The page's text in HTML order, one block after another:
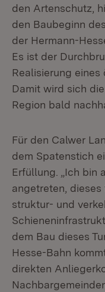
den Artenschutz,
den Baubeginn
der Hermann-
Es ist der
Realisierung eines
Damit wird sich
Region bald
Für den Calwer
dem Spatenstich
Erfüllung. „Ich bin
angetreten,
struktur- und
dem Bau dieses
Hesse-Bahn
direkten